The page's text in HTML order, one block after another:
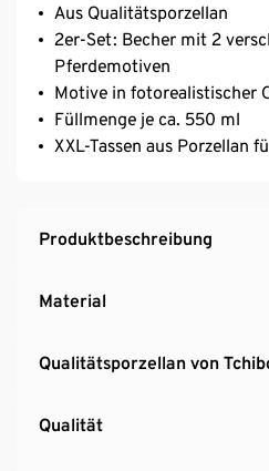
Aus Qualitätsporzellan
2er-Set: Becher mit 2
Pferdemotiven
Motive in fotorealistischer
Füllmenge je ca. 550 ml
XXL-Tassen aus Porzellan
Produktbeschreibung
Material
Qualitätsporzellan von
Qualität